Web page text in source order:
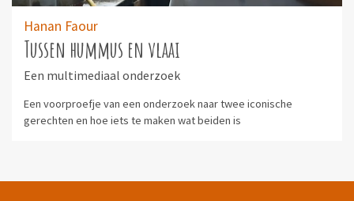
Hanan Faour
Tussen hummus en vlaai
Een multimediaal onderzoek
Een voorproefje van een onderzoek naar twee iconische
gerechten en hoe iets te maken wat beiden is